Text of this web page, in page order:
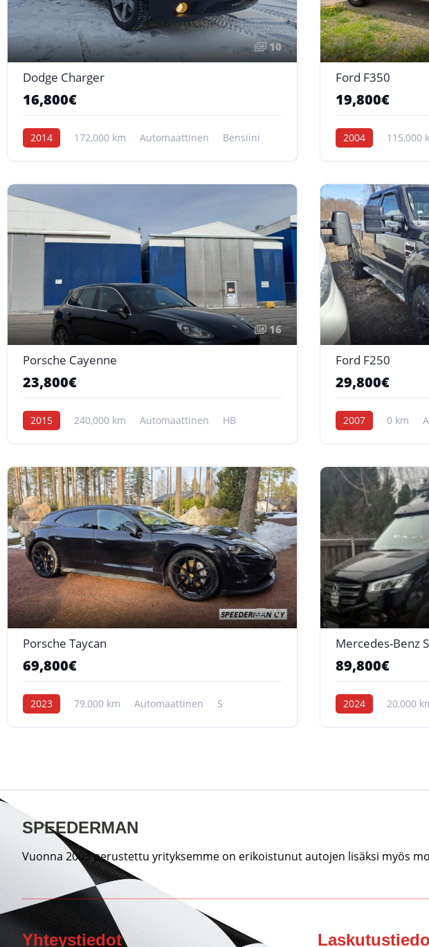
10
Dodge Charger
16,800€
2014 172,000 km Automaattinen Bensiini
Ford F350
19,800€
2004 115,000
16
Porsche Cayenne
23,800€
2015 240,000 km Automaattinen HB
Ford F250
29,800€
2007 0 km
10
Porsche Taycan
69,800€
2023 79,000 km Automaattinen S
Mercedes-Benz
89,800€
2024 20,000
SPEEDERMAN
Vuonna 2003 perustettu yrityksemme on erikoistunut autojen lisäksi myös
Yhteystiedot